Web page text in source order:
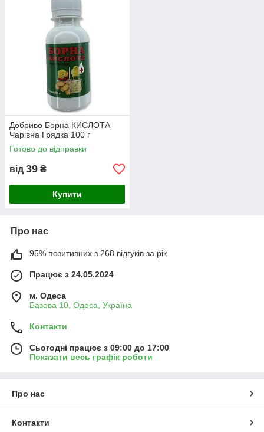
Добриво Борна КИСЛОТА
Чарівна Грядка 100 г
Готово до відправки
від 39 ₴
Купити
Про нас
95% позитивних з 268 відгуків за рік
Працює з 24.05.2024
м. Одеса
Базова 10, Одеса, Україна
Контакти
Сьогодні працює з 09:00 до 17:00
Показати весь графік роботи
Про нас
Контакти